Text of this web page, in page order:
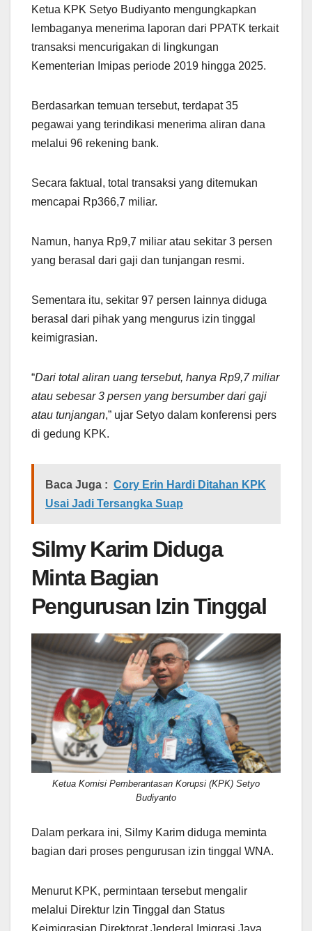
Ketua KPK Setyo Budiyanto mengungkapkan
lembaganya menerima laporan dari PPATK terkait
transaksi mencurigakan di lingkungan
Kementerian Imipas periode 2019 hingga 2025.
Berdasarkan temuan tersebut, terdapat 35
pegawai yang terindikasi menerima aliran dana
melalui 96 rekening bank.
Secara faktual, total transaksi yang ditemukan
mencapai Rp366,7 miliar.
Namun, hanya Rp9,7 miliar atau sekitar 3 persen
yang berasal dari gaji dan tunjangan resmi.
Sementara itu, sekitar 97 persen lainnya diduga
berasal dari pihak yang mengurus izin tinggal
keimigrasian.
“Dari total aliran uang tersebut, hanya Rp9,7 miliar
atau sebesar 3 persen yang bersumber dari gaji
atau tunjangan,” ujar Setyo dalam konferensi pers
di gedung KPK.
Baca Juga : Cory Erin Hardi Ditahan KPK
Usai Jadi Tersangka Suap
Silmy Karim Diduga
Minta Bagian
Pengurusan Izin Tinggal
Ketua Komisi Pemberantasan Korupsi (KPK) Setyo
Budiyanto
Dalam perkara ini, Silmy Karim diduga meminta
bagian dari proses pengurusan izin tinggal WNA.
Menurut KPK, permintaan tersebut mengalir
melalui Direktur Izin Tinggal dan Status
Keimigrasian Direktorat Jenderal Imigrasi Jaya